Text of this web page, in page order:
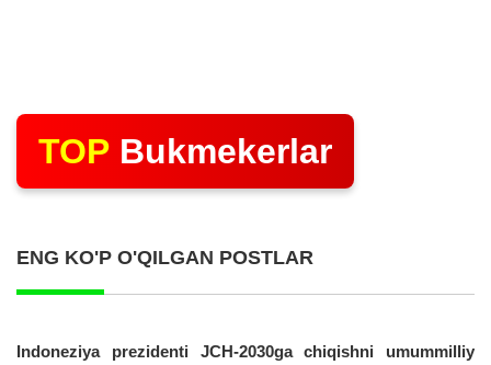
TOP Bukmekerlar
ENG KO'P O'QILGAN POSTLAR
Indoneziya prezidenti JCH-2030ga chiqishni umummilliy